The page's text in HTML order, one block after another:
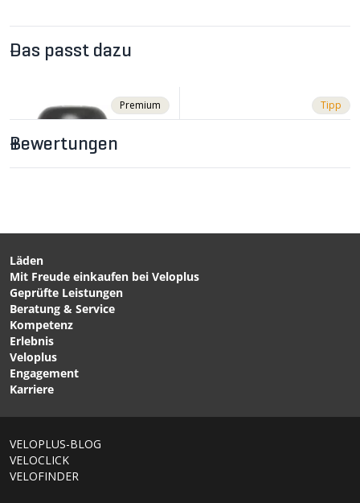
Das passt dazu
Premium
CHF 24.90
RADAR Glocke mit
Airtagfach / schwarz von
VELOPLUS
Tipp
CHF 19.90
Bewertungen
Läden
Mit Freude einkaufen bei Veloplus
Geprüfte Leistungen
Beratung & Service
Kompetenz
Erlebnis
Veloplus
Engagement
Karriere
VELOPLUS-BLOG
VELOCLICK
VELOFINDER